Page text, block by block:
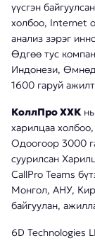
үүсгэн
холбоо, Internet
анализ зэрэг
Өдгөө тус
Индонези, Өмнөд
1600 гаруй
КоллПро ХХКнь
харилцаа
Одоогоор 3000
суурилсан
CallPro Teams
Монгол, АНУ,
байгуулан,
6D Technologies